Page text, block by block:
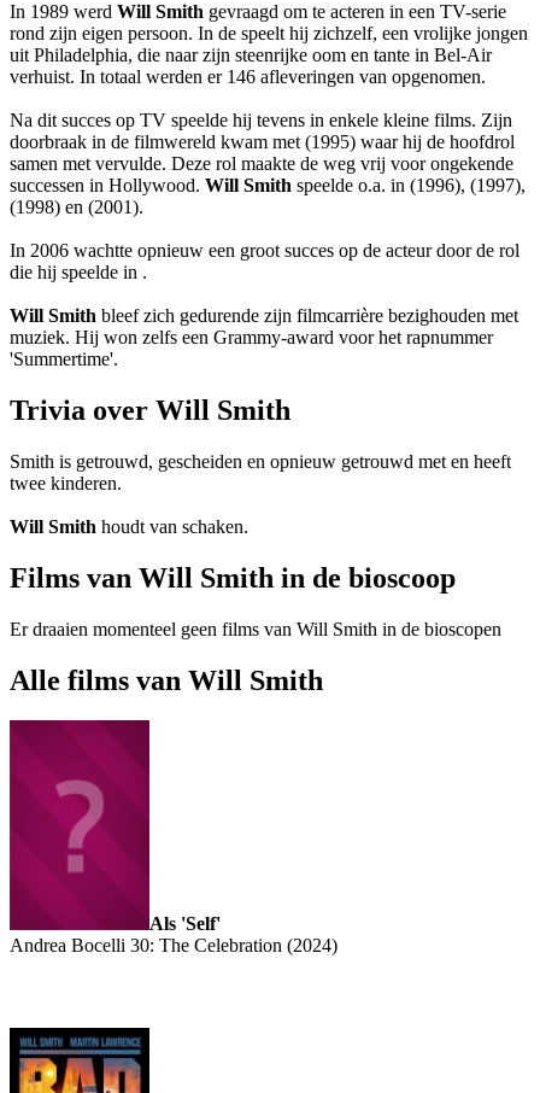
In 1989 werd Will Smith gevraagd om te acteren in een TV-serie
rond zijn eigen persoon. In de speelt hij zichzelf, een vrolijke jongen
uit Philadelphia, die naar zijn steenrijke oom en tante in Bel-Air
verhuist. In totaal werden er 146 afleveringen van opgenomen.
Na dit succes op TV speelde hij tevens in enkele kleine films. Zijn
doorbraak in de filmwereld kwam met (1995) waar hij de hoofdrol
samen met vervulde. Deze rol maakte de weg vrij voor ongekende
successen in Hollywood. Will Smith speelde o.a. in (1996), (1997),
(1998) en (2001).
In 2006 wachtte opnieuw een groot succes op de acteur door de rol
die hij speelde in .
Will Smith bleef zich gedurende zijn filmcarrière bezighouden met
muziek. Hij won zelfs een Grammy-award voor het rapnummer
'Summertime'.
Trivia over Will Smith
Smith is getrouwd, gescheiden en opnieuw getrouwd met en heeft
twee kinderen.
Will Smith houdt van schaken.
Films van Will Smith in de bioscoop
Er draaien momenteel geen films van Will Smith in de bioscopen
Alle films van Will Smith
Als 'Self'
Andrea Bocelli 30: The Celebration (2024)